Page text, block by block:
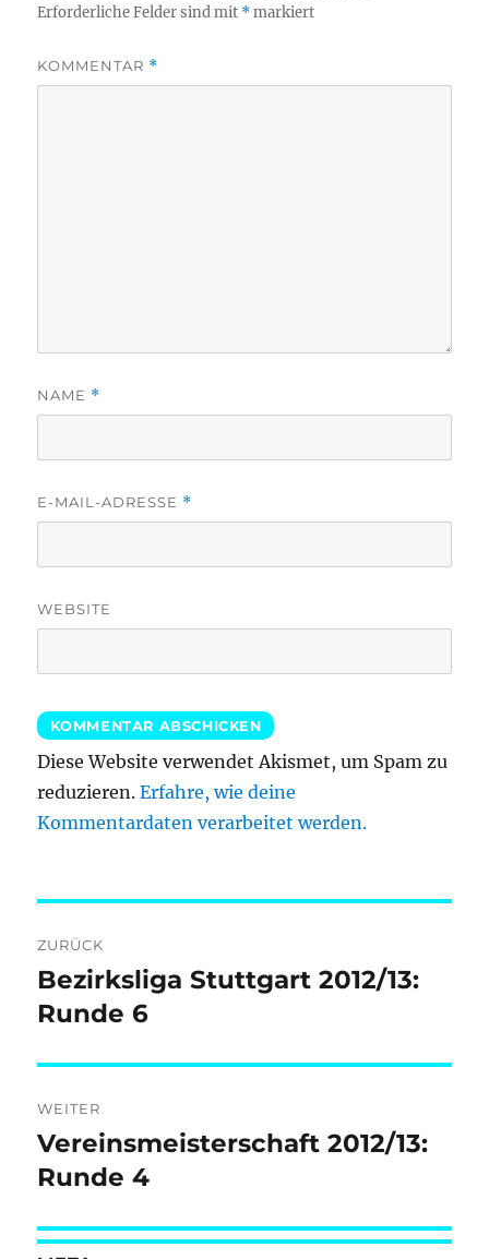
Erforderliche Felder sind mit *markiert
KOMMENTAR *
NAME *
E-MAIL-ADRESSE *
WEBSITE
Diese Website verwendet Akismet, um Spam zu
reduzieren.Erfahre, wie deine
Kommentardaten verarbeitet werden.
ZURÜCK
Vorheriger
Beitrag:
Bezirksliga Stuttgart 2012/13:
Runde 6
WEITER
Nächster
Beitrag:
Vereinsmeisterschaft 2012/13:
Runde 4